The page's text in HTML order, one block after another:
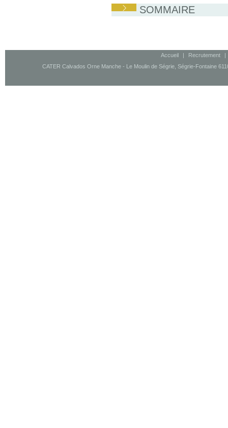
SOMMAIRE
Accueil | Recrutement
|
CATER Calvados Orne Manche - Le Moulin de Ségrie, Ségrie-Fontaine